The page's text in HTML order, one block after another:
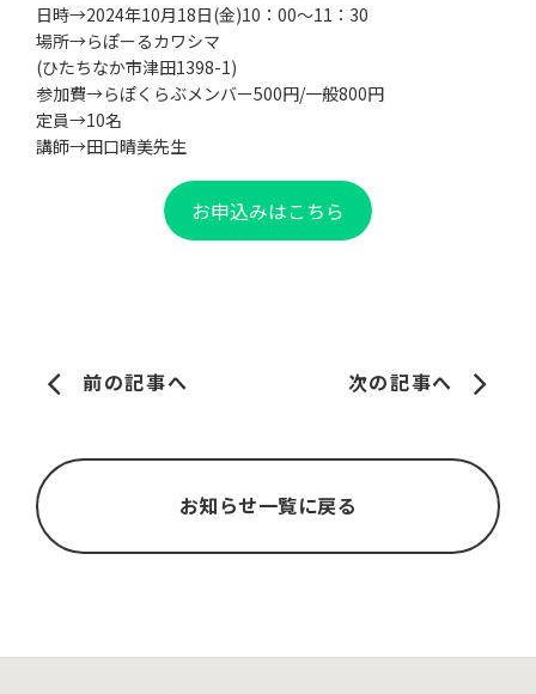
日時→2024年10月18日(金)10：00～11：30
場所→らぽーるカワシマ
(ひたちなか市津田1398-1)
参加費→らぽくらぶメンバー500円/一般800円
定員→10名
講師→田口晴美先生
お申込みはこちら
前の記事へ 次の記事へ
お知らせ一覧に戻る